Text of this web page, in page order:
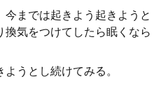
までは起きよう起きようと
換気をつけてしたら眠くなら
うとし続けてみる。